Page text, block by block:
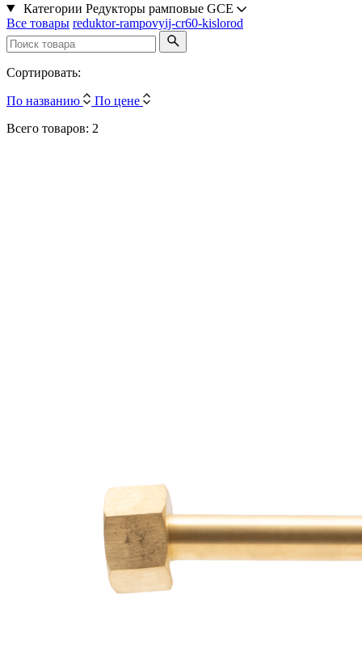
Категории Редукторы рамповые GCE
Все товары reduktor-rampovyij-cr60-kislorod
Сортировать:
По названию
По цене
Всего товаров: 2